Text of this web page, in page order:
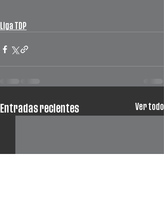
Liga TDP
Entradas recientes Ver todo